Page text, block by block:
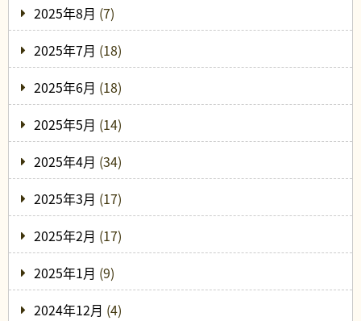
2025年8月 (7)
2025年7月 (18)
2025年6月 (18)
2025年5月 (14)
2025年4月 (34)
2025年3月 (17)
2025年2月 (17)
2025年1月 (9)
2024年12月 (4)